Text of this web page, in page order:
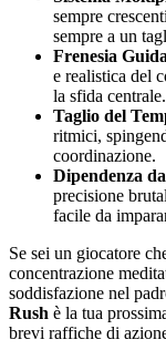
sempre
sempre a un
Frenesia
e realistica del
la sfida centrale.
Taglio del
ritmici,
coordinazione.
Dipendenza
precisione
facile da
Se sei un giocatore
concentrazione
soddisfazione nel
Rush è la tua
brevi raffiche di